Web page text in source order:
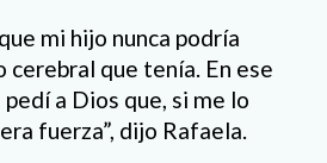
mi hijo nunca podría
cerebral que tenía. En ese
a Dios que, si me lo
fuerza”, dijo Rafaela.